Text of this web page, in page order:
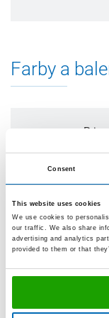
Consent
This website uses cookies
We use cookies to
our traffic. We also share
advertising and analytics
provided to them or that
Farby a
135 x
mm
mm
160 x
160
215 x